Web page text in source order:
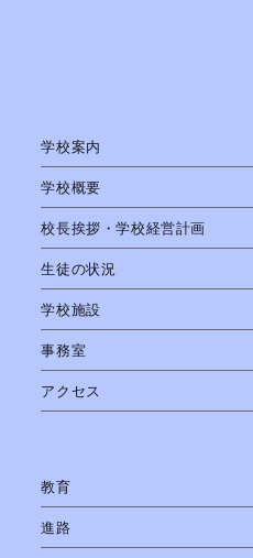
学校案内
学校概要
校長挨拶・学校経営計画
生徒の状況
学校施設
事務室
アクセス
教育
進路